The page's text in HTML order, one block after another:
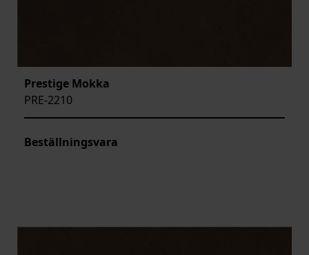
Prestige Mokka
PRE-2210
Beställningsvara